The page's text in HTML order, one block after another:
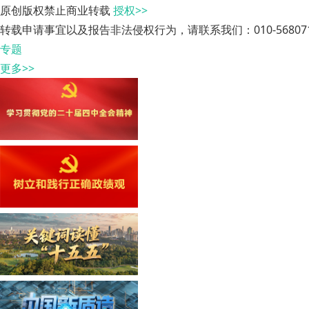
原创版权禁止商业转载 授权>>
转载申请事宜以及报告非法侵权行为，请联系我们：010-
专题
更多>>